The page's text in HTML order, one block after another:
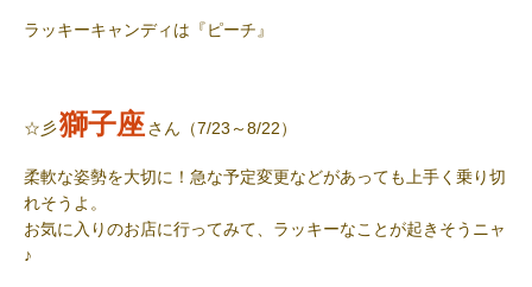
ラッキーキャンディ は『ピーチ』
☆彡獅子座さん（7/23～8/22）
柔軟な姿勢を大切に！急な予定変更などがあっても上手く乗り切
れそうよ。
お気に入りのお店に行ってみて、ラッキーなことが起きそうニャ
♪